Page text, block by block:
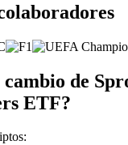
cambio de
ETF?